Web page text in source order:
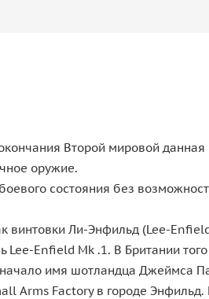
Второй мировой
оружие.
состояния без
Ли-Энфильд (Lee-
Enfield Mk .1. В Британии
имя шотландца Джеймса
Arms Factory в городе